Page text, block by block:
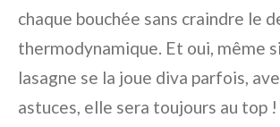
chaque bouchée sans craindre le
thermodynamique. Et oui, même
lasagne se la joue diva parfois,
astuces, elle sera toujours au top !